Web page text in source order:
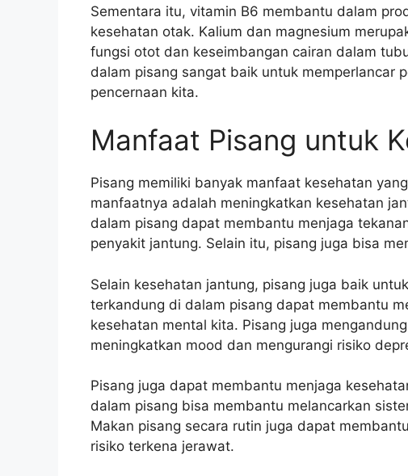
Sementara itu, vitamin B6 membantu dalam
kesehatan otak. Kalium dan magnesium
fungsi otot dan keseimbangan cairan dalam
dalam pisang sangat baik untuk memperlancar
pencernaan kita.
Manfaat Pisang untuk
Pisang memiliki banyak manfaat kesehatan
manfaatnya adalah meningkatkan kesehatan
dalam pisang dapat membantu menjaga
penyakit jantung. Selain itu, pisang juga bisa
Selain kesehatan jantung, pisang juga baik
terkandung di dalam pisang dapat membantu
kesehatan mental kita. Pisang juga
meningkatkan mood dan mengurangi risiko
Pisang juga dapat membantu menjaga
dalam pisang bisa membantu melancarkan
Makan pisang secara rutin juga dapat
risiko terkena jerawat.